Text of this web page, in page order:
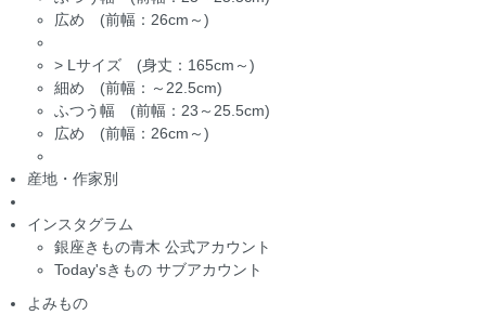
広め (前幅：26cm～)
> Lサイズ (身丈：165cm～)
細め (前幅：～22.5cm)
ふつう幅 (前幅：23～25.5cm)
広め (前幅：26cm～)
産地・作家別
インスタグラム
銀座きもの青木 公式アカウント
Today'sきもの サブアカウント
よみもの